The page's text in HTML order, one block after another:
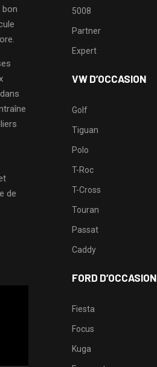
de
5008
Partner
Expert
VW D’OCCASION
Golf
Tiguan
Polo
T-Roc
T-Cross
Touran
Passat
Caddy
FORD D’OCCASION
Fiesta
Focus
Kuga